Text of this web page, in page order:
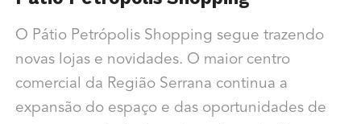
O Pátio Petrópolis Shopping segue trazendo
novas lojas e novidades. O maior centro
comercial da Região Serrana continua a
expansão do espaço e das oportunidades de